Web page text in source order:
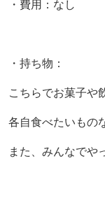
・費用：なし
・持ち物：
こちらでお菓子や
各自食べたいもの
また、みんなでや